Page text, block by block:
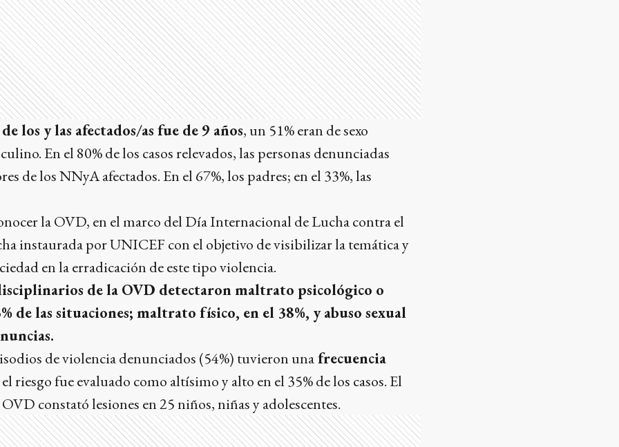
los y las afectados/as fue de 9 años, un 51% eran de sexo
En el 80% de los casos relevados, las personas denunciadas
de los NNyA afectados. En el 67%, los padres; en el 33%, las
la OVD, en el marco del Día Internacional de Lucha contra el
instaurada por UNICEF con el objetivo de visibilizar la temática y
en la erradicación de este tipo violencia.
de la OVD detectaron maltrato psicológico o
de las situaciones; maltrato físico, en el 38%, y abuso sexual
de violencia denunciados (54%) tuvieron unafrecuencia
riesgo fue evaluado como altísimo y alto en el 35% de los casos. El
constató lesiones en 25 niños, niñas y adolescentes.